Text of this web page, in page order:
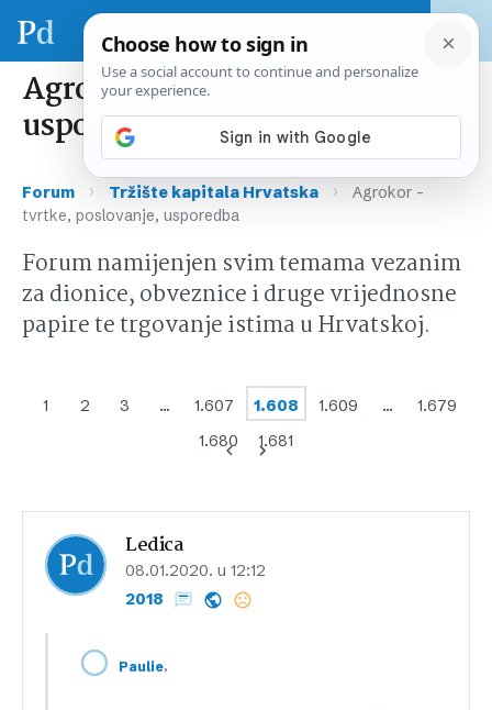
Agrokor – tvrtke, poslovanje,
usporedba
Forum › Tržište kapitala Hrvatska ›
Agrokor –
tvrtke, poslovanje, usporedba
Forum namijenjen svim temama vezanim
za dionice, obveznice i druge vrijednosne
papire te trgovanje istima u Hrvatskoj.
1 2 3 … 1.607 1.608 1.609 …
1.679
1.680
1.681
Ledica
08.01.2020. u 12:12
2018
Paulie,